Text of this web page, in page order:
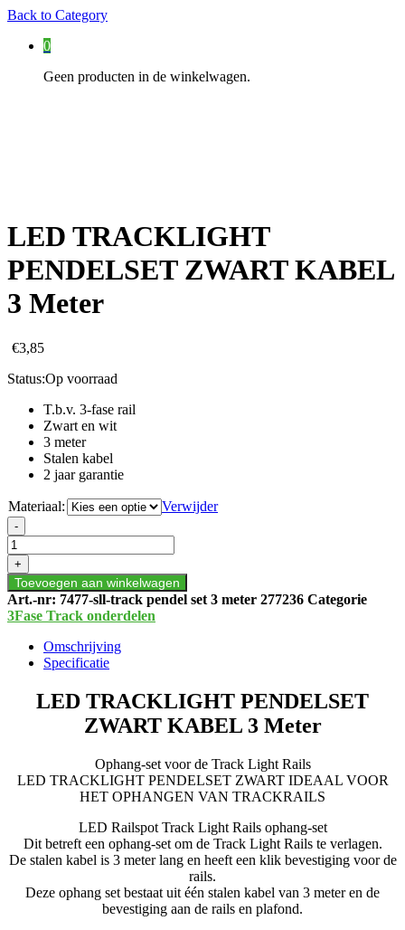
Back to Category
0
Geen producten in de winkelwagen.
LED TRACKLIGHT
PENDELSET ZWART KABEL
3 Meter
€3,85
Status:Op voorraad
T.b.v. 3-fase rail
Zwart en wit
3 meter
Stalen kabel
2 jaar garantie
Materiaal:
Verwijder
LED
TRACKLIGHT
PENDELSET
ZWART
KABEL
3
Meter
-
+
Toevoegen aan winkelwagen
Art.-nr: 7477-sll-track pendel set 3 meter 277236 Categorie
3Fase Track onderdelen
Omschrijving
Specificatie
LED TRACKLIGHT PENDELSET
ZWART KABEL 3 Meter
Ophang-set voor de Track Light Rails
LED TRACKLIGHT PENDELSET ZWART IDEAAL VOOR
HET OPHANGEN VAN TRACKRAILS
LED Railspot Track Light Rails ophang-set
Dit betreft een ophang-set om de Track Light Rails te verlagen.
De stalen kabel is 3 meter lang en heeft een klik bevestiging voor de
rails.
Deze ophang set bestaat uit één stalen kabel van 3 meter en de
bevestiging aan de rails en plafond.